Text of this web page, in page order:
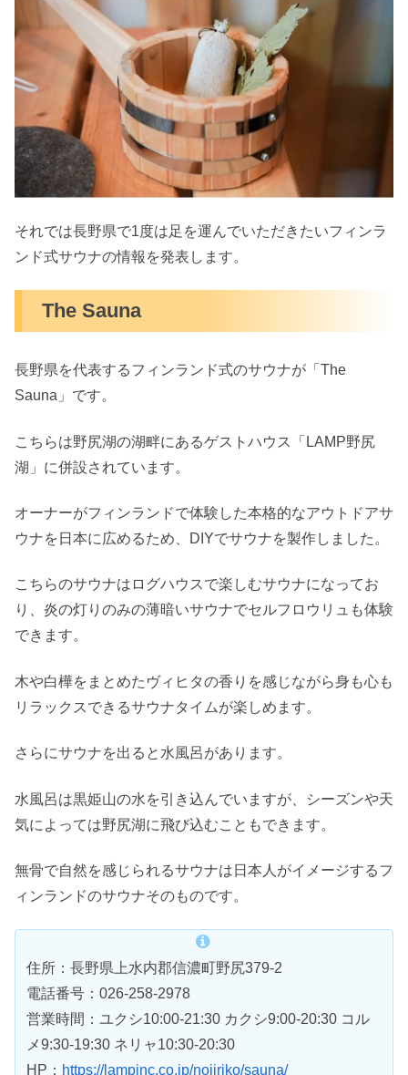
それでは長野県で1度は足を運んでいただきたいフィンラ
ンド式サウナの情報を発表します。
The Sauna
長野県を代表するフィンランド式のサウナが「The
Sauna」です。
こちらは野尻湖の湖畔にあるゲストハウス「LAMP野尻
湖」に併設されています。
オーナーがフィンランドで体験した本格的なアウトドアサ
ウナを日本に広めるため、DIYでサウナを製作しました。
こちらのサウナはログハウスで楽しむサウナになってお
り、炎の灯りのみの薄暗いサウナでセルフロウリュも体験
できます。
木や白樺をまとめたヴィヒタの香りを感じながら身も心も
リラックスできるサウナタイムが楽しめます。
さらにサウナを出ると水風呂があります。
水風呂は黒姫山の水を引き込んでいますが、シーズンや天
気によっては野尻湖に飛び込むこともできます。
無骨で自然を感じられるサウナは日本人がイメージするフ
ィンランドのサウナそのものです。
住所：長野県上水内郡信濃町野尻379-2
電話番号：026-258-2978
営業時間：ユクシ10:00-21:30 カクシ9:00-20:30 コル
メ9:30-19:30 ネリャ10:30-20:30
HP： https://lampinc.co.jp/nojiriko/sauna/